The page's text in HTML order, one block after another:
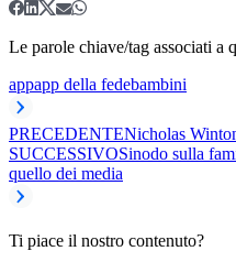
Le parole chiave/tag associati a
appapp della fedebambini
PRECEDENTENicholas
SUCCESSIVOSinodo sulla
quello dei media
Ti piace il nostro contenuto?